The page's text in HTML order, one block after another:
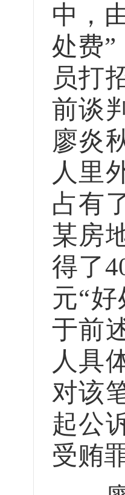
中，
处费
员打
前谈
廖炎
人里
占有
某房
得了
元“
于前
人具
对该
起公
受贿